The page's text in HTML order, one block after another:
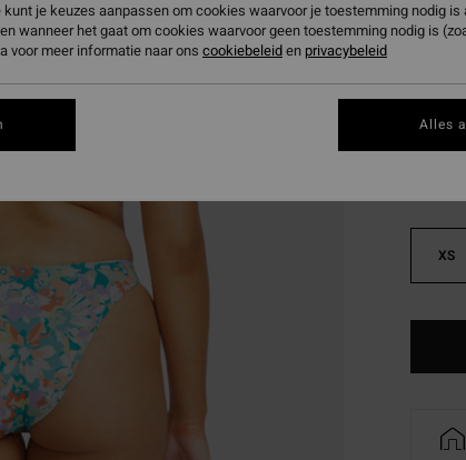
SALE
XS
je keuzes aanpassen om cookies waarvoor je toestemming nodig is
wanneer het gaat om cookies waarvoor geen toestemming nodig is
voor meer informatie naar ons cookiebeleiden privacybeleid
Alles